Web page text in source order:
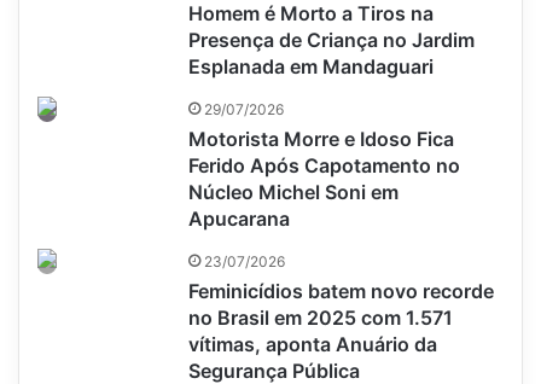
Homem é Morto a Tiros na
Presença de Criança no Jardim
Esplanada em Mandaguari
29/07/2026
Motorista Morre e Idoso Fica
Ferido Após Capotamento no
Núcleo Michel Soni em
Apucarana
23/07/2026
Feminicídios batem novo recorde
no Brasil em 2025 com 1.571
vítimas, aponta Anuário da
Segurança Pública